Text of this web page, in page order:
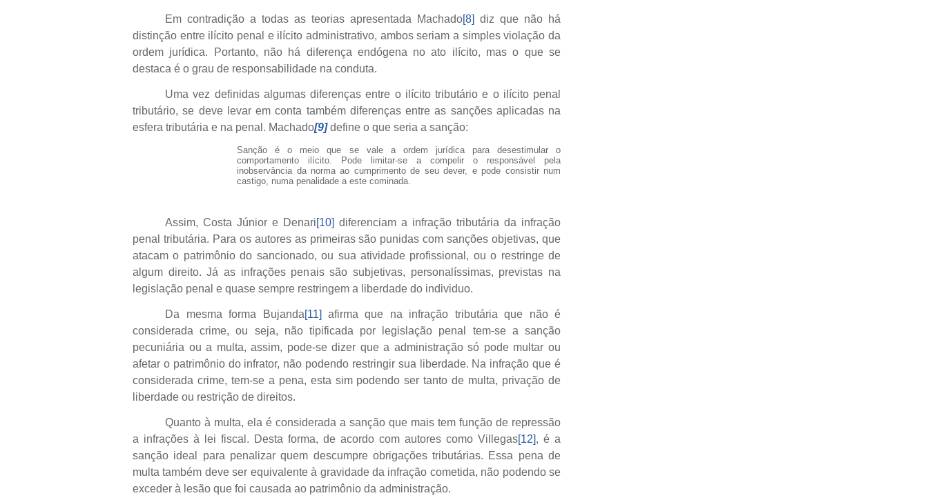
Em contradição a todas as teorias apresentada Machado[8] diz que não há
distinção entre ilícito penal e ilícito administrativo, ambos seriam a simples violação da
ordem jurídica. Portanto, não há diferença endógena no ato ilícito, mas o que se
destaca é o grau de responsabilidade na conduta.
Uma vez definidas algumas diferenças entre o ilícito tributário e o ilícito penal
tributário, se deve levar em conta também diferenças entre as sanções aplicadas na
esfera tributária e na penal. Machado[9]define o que seria a sanção:
Sanção é o meio que se vale a ordem jurídica para desestimular o
comportamento ilícito. Pode limitar-se a compelir o responsável pela
inobservância da norma ao cumprimento de seu dever, e pode consistir num
castigo, numa penalidade a este cominada.
Assim, Costa Júnior e Denari[10] diferenciam a infração tributária da infração
penal tributária. Para os autores as primeiras são punidas com sanções objetivas, que
atacam o patrimônio do sancionado, ou sua atividade profissional, ou o restringe de
algum direito. Já as infrações penais são subjetivas, personalíssimas, previstas na
legislação penal e quase sempre restringem a liberdade do individuo.
Da mesma forma Bujanda[11] afirma que na infração tributária que não é
considerada crime, ou seja, não tipificada por legislação penal tem-se a sanção
pecuniária ou a multa, assim, pode-se dizer que a administração só pode multar ou
afetar o patrimônio do infrator, não podendo restringir sua liberdade. Na infração que é
considerada crime, tem-se a pena, esta sim podendo ser tanto de multa, privação de
liberdade ou restrição de direitos.
Quanto à multa, ela é considerada a sanção que mais tem função de repressão
a infrações à lei fiscal. Desta forma, de acordo com autores como Villegas[12], é a
sanção ideal para penalizar quem descumpre obrigações tributárias. Essa pena de
multa também deve ser equivalente à gravidade da infração cometida, não podendo se
exceder à lesão que foi causada ao patrimônio da administração.